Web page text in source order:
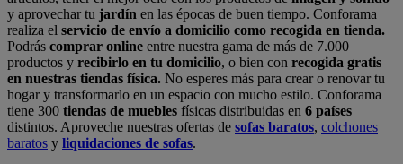
y aprovechar tu jardín en las épocas de buen tiempo. Conforama
realiza el servicio de envío a domicilio como recogida en tienda.
Podrás comprar online entre nuestra gama de más de 7.000
productos y recibirlo en tu domicilio, o bien con recogida gratis
en nuestras tiendas física. No esperes más para crear o renovar tu
hogar y transformarlo en un espacio con mucho estilo. Conforama
tiene 300 tiendas de muebles físicas distribuidas en 6 países
distintos. Aproveche nuestras ofertas de sofas baratos, colchones
baratos y liquidaciones de sofas.